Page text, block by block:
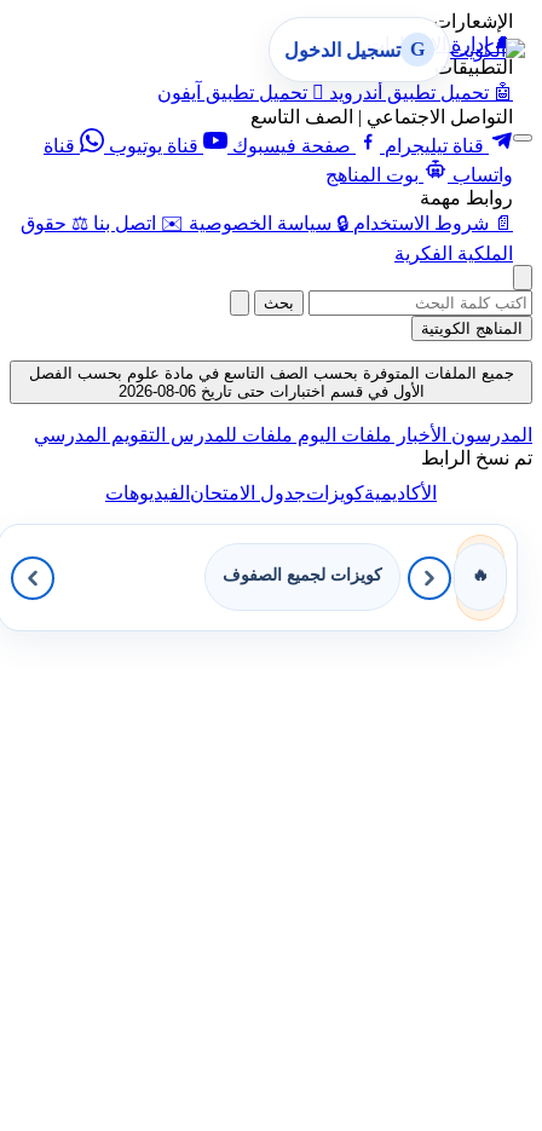
الإشعارات
🔔 إدارة الإشعارات
التطبيقات
🤖 تحميل تطبيق أندرويد  تحميل تطبيق آيفون
التواصل الاجتماعي | الصف التاسع
قناة تيليجرام
صفحة فيسبوك قناة يوتيوب
قناة
واتساب
بوت المناهج
روابط مهمة
📄 شروط الاستخدام 🔒 سياسة الخصوصية ✉️ اتصل بنا ⚖️ حقوق
الملكية الفكرية
G تسجيل الدخول
بحث
المناهج الكويتية
جميع الملفات المتوفرة بحسب الصف التاسع في مادة علوم بحسب الفصل
الأول في قسم اختبارات حتى تاريخ 06-08-2026
المدرسون الأخبار ملفات اليوم ملفات للمدرس التقويم المدرسي
تم نسخ الرابط
الأكاديميةكويزاتجدول الامتحانالفيديوهات
🔥 كويزات لجميع الصفوف